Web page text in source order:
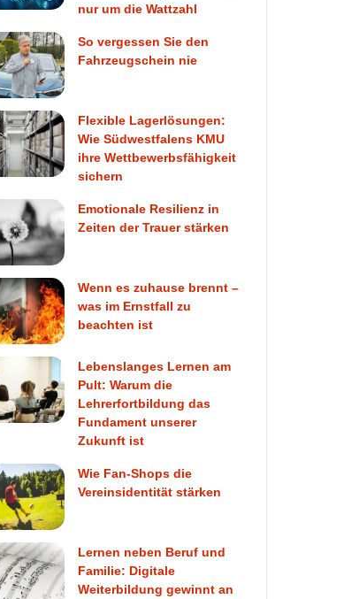
nur um die Wattzahl
So vergessen Sie den
Fahrzeugschein nie
Flexible Lagerlösungen:
Wie Südwestfalens KMU
ihre Wettbewerbsfähigkeit
sichern
Emotionale Resilienz in
Zeiten der Trauer stärken
Wenn es zuhause brennt –
was im Ernstfall zu
beachten ist
Lebenslanges Lernen am
Pult: Warum die
Lehrerfortbildung das
Fundament unserer
Zukunft ist
Wie Fan-Shops die
Vereinsidentität stärken
Lernen neben Beruf und
Familie: Digitale
Weiterbildung gewinnt an